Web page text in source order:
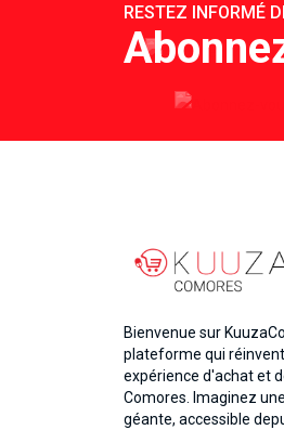
RESTEZ INFORMÉ
Bienvenue sur
plateforme qui
expérience d'achat et
Comores. Imaginez
géante, accessible